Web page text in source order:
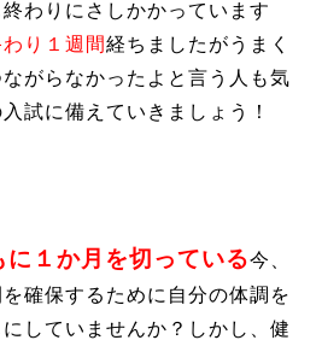
わりにさしかかっています
り１週間経ちましたがうまく
がらなかったよと言う人も気
試に備えていきましょう！
１か月を切っている今、
確保するために自分の体調を
していませんか？しかし、健